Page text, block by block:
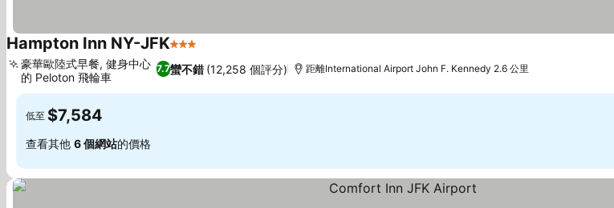
Hampton Inn NY-JFK3 星級
7.7蠻不錯 (12,258 個評分)
豪華歐陸式早餐, 健身中心
的 Peloton 飛輪車
距離International Airport John F. Kennedy 2.6 公里
低至 $7,584
查看其他 6 個網站的價格